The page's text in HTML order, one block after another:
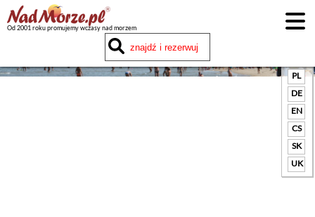
Od 2001 roku promujemy wczasy nad morzem
PL
DE
EN
CS
SK
UK